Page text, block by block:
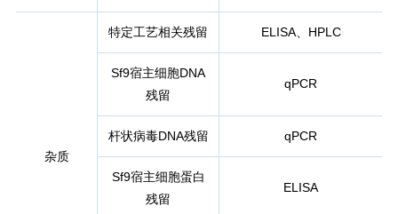
杂质
特定工艺相关残留 ELISA、HPLC
Sf9宿主细胞DNA
残留
qPCR
杆状病毒DNA残留 qPCR
Sf9宿主细胞蛋白
残留
ELISA